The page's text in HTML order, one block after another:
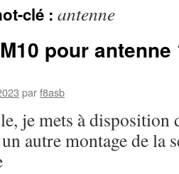
clé : antenne
pour antenne
parf8asb
je mets à disposition
autre montage de la